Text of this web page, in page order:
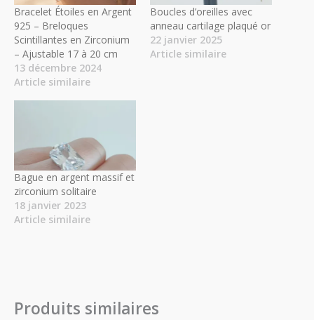
Bracelet Étoiles en Argent
925 – Breloques
Scintillantes en Zirconium
– Ajustable 17 à 20 cm
13 décembre 2024
Article similaire
Boucles d’oreilles avec
anneau cartilage plaqué or
22 janvier 2025
Article similaire
Bague en argent massif et
zirconium solitaire
18 janvier 2023
Article similaire
Produits similaires